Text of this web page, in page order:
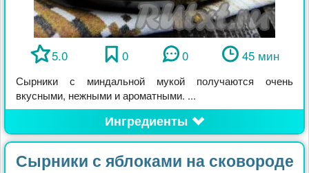
5.0 0 0 45 мин
Сырники с миндальной мукой получаются очень
вкусными, нежными и ароматными. ...
Ингредиенты
Сырники с яблоками на сковороде